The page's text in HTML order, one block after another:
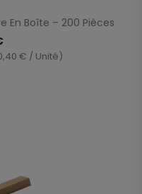
En Boîte – 200 Pièces
€ / Unité)